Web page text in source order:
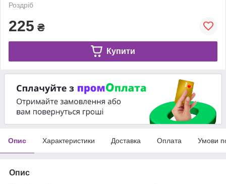
Роздріб
225 ₴
Купити
Опис Характеристики Доставка Оплата Умови
Опис